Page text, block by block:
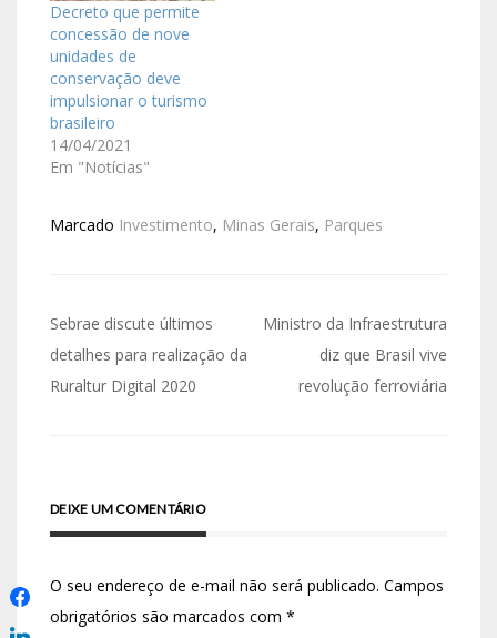
Decreto que permite
concessão de nove
unidades de
conservação deve
impulsionar o turismo
brasileiro
14/04/2021
Em "Notícias"
Marcado Investimento, Minas Gerais, Parques
Sebrae discute últimos
detalhes para realização da
Ruraltur Digital 2020
Ministro da Infraestrutura
diz que Brasil vive
revolução ferroviária
DEIXE UM COMENTÁRIO
O seu endereço de e-mail não será publicado. Campos
obrigatórios são marcados com *